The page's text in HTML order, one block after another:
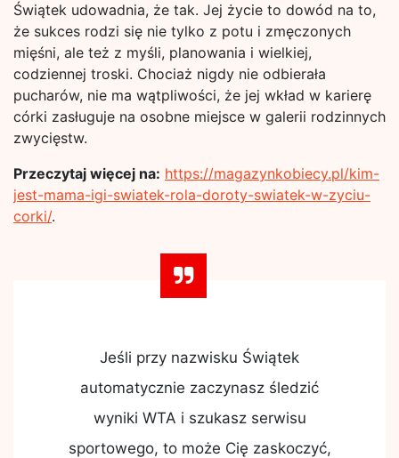
Świątek udowadnia, że tak. Jej życie to dowód na to,
że sukces rodzi się nie tylko z potu i zmęczonych
mięśni, ale też z myśli, planowania i wielkiej,
codziennej troski. Chociaż nigdy nie odbierała
pucharów, nie ma wątpliwości, że jej wkład w karierę
córki zasługuje na osobne miejsce w galerii rodzinnych
zwycięstw.
Przeczytaj więcej na: https://magazynkobiecy.pl/kim-
jest-mama-igi-swiatek-rola-doroty-swiatek-w-zyciu-
corki/.
Jeśli przy nazwisku Świątek
automatycznie zaczynasz śledzić
wyniki WTA i szukasz serwisu
sportowego, to może Cię zaskoczyć,